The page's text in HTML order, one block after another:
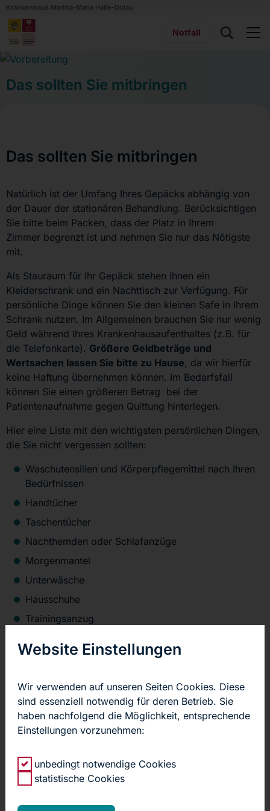
Krankenhaus Martha-Maria Halle-Dölau
Notfall
Das sollten Sie mitbringen
Das sollten Sie mitbringen
Natürlich ist der Umfang Ihres Gepäcks abhängig von
der Dauer der stationären Behandlung. Berücksichtigen
Sie bitte beim Packen, dass der Platz in Ihrem
Zimmer begrenzt ist und nehmen Sie nur das Nötigste
mit.
Als Stauraum für Ihr Gepäck stehen Ihnen ein
Kleiderschrank und ein Nachttisch zur Verfügung. Für
persönliche Dinge können Sie den kleinen Safe in Ihrem
Schrank nutzen. Im Allgemeinen brauchen Sie nur wenig
Geld während Ihres Krankenhausaufenthaltes (z.B. für
die Telefonkarte). Größere Geldbeträge und
Wertsachen lassen Sie bitte zu Hause, da wir hierfür
keine Haftung übernehmen können. Im Bedarfsfall
können Sie einen größeren Betrag bei der
Patientenaufnahme gegen Quittung hinterlegen.
Hier eine Liste mit den wichtigsten persönlichen Dingen,
die Sie nicht vergessen sollten:
Waschutensilien und Körperpflegemittel nach Ihren
Bedürfnissen
Handtücher
Taschentücher
Nachthemden oder Schlafanzüge
Morgenmantel
Unterwäsche
Hausschuhe
Trainingsanzug
Hörgerät
angepasste Stützstrümpfe
Lesestoff
Schreibutensilien
Klinkenstecker (zum Beispiel vom Transistorradio)
für unsere Rundfunk- und Fernsehanlage
Website Einstellungen
Wir verwenden auf unseren Seiten Cookies. Diese
sind essenziell notwendig für deren Betrieb. Sie
haben nachfolgend die Möglichkeit, entsprechende
Einstellungen vorzunehmen:
unbedingt notwendige Cookies
statistische Cookies